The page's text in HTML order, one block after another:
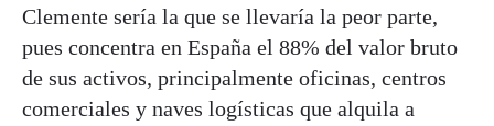
Clemente sería la que se llevaría la peor parte,
pues concentra en España el 88% del valor bruto
de sus activos, principalmente oficinas, centros
comerciales y naves logísticas que alquila a